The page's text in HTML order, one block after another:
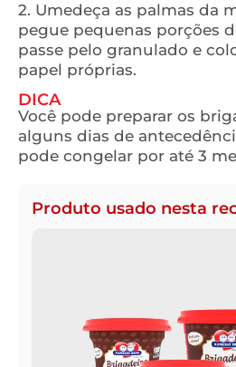
2. Umedeça as palmas da
pegue pequenas porções
passe pelo granulado e
papel próprias.
DICA
Você pode preparar os
alguns dias de
pode congelar por até 3
Produto usado nesta